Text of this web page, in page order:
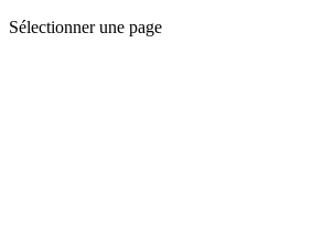
Sélectionner une page